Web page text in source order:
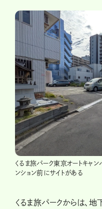
くるま旅パーク東京オートキャ
ンション前にサイトがある
くるま旅パークからは、